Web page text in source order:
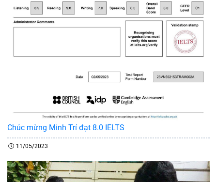
Chúc mừng Minh Trí đạt 8.0 IELTS
11/05/2023